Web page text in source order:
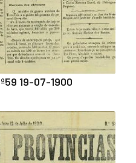
19-07-1900